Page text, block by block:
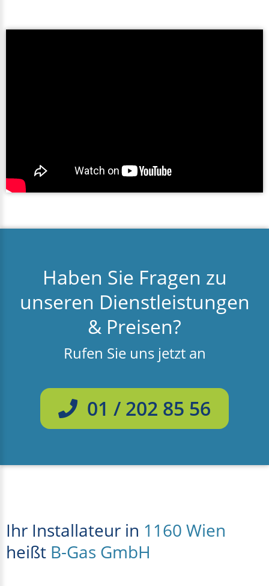
Haben Sie Fragen zu
unseren Dienstleistungen
& Preisen?
Rufen Sie uns jetzt an
01 / 202 85 56
Ihr Installateur in 1160 Wien
heißt B-Gas GmbH